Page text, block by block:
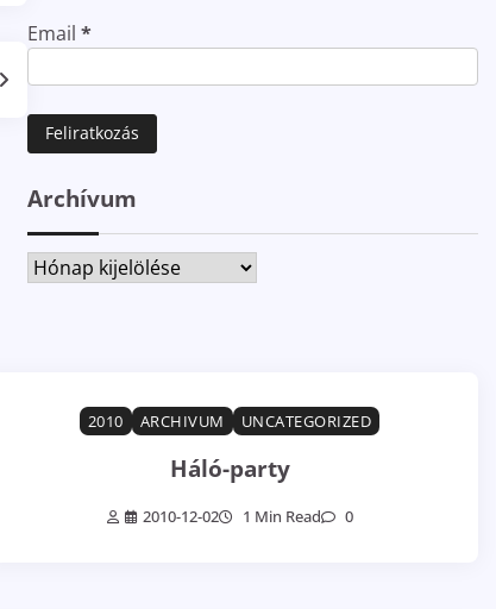
Email *
Archívum
Archívum
2010 ARCHIVUM UNCATEGORIZED
Háló-party
2010-12-02 1 Min Read 0